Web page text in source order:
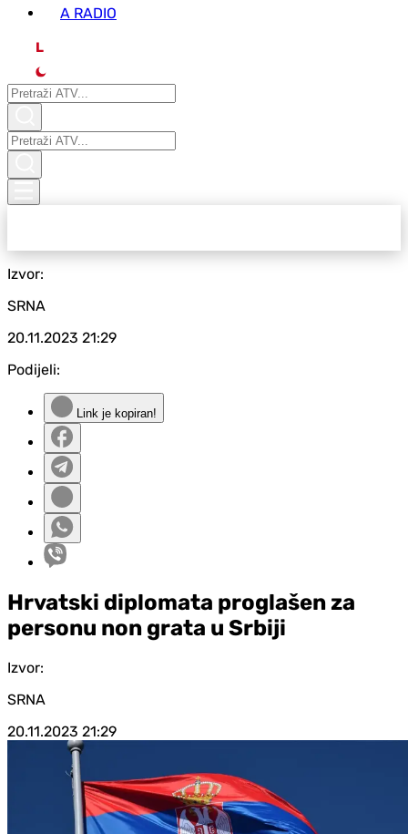
A RADIO
L
Izvor:
SRNA
20.11.2023 21:29
Podijeli:
Link je kopiran!
Hrvatski diplomata proglašen za
personu non grata u Srbiji
Izvor:
SRNA
20.11.2023 21:29